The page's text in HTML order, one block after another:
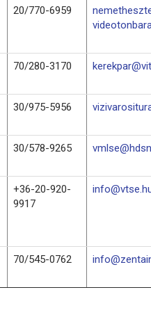
20/770-6959
70/280-3170
30/975-5956
30/578-9265
+36-20-920-
9917
70/545-0762